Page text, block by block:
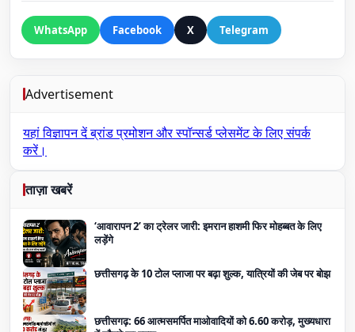
WhatsApp Facebook X Telegram
Advertisement
यहां विज्ञापन देंब्रांड प्रमोशन और स्पॉन्सर्ड प्लेसमेंट के लिए संपर्क
करें।
ताज़ा खबरें
‘आवारापन 2’ का ट्रेलर जारी: इमरान हाशमी फिर मोहब्बत के लिए
लड़ेंगे
छत्तीसगढ़ के 10 टोल प्लाजा पर बढ़ा शुल्क, यात्रियों की जेब पर बोझ
छत्तीसगढ़: 66 आत्मसमर्पित माओवादियों को 6.60 करोड़, मुख्यधारा